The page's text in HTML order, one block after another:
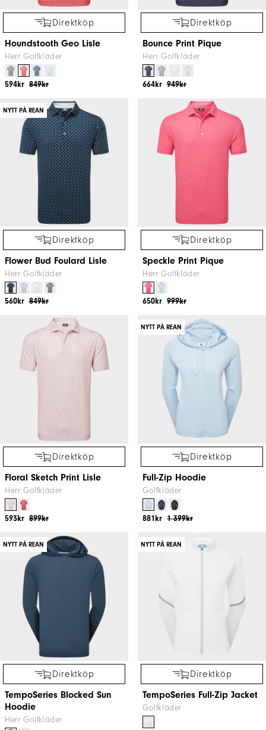
Direktköp
Houndstooth Geo Lisle
Herr Golfkläder
849kr
594kr
Direktköp
Bounce Print Pique
Herr Golfkläder
949kr
664kr
NYTT PÅ REAN
Direktköp
Flower Bud Foulard Lisle
Herr Golfkläder
849kr
560kr
Direktköp
Speckle Print Pique
Herr Golfkläder
999kr
650kr
Direktköp
Floral Sketch Print Lisle
Herr Golfkläder
899kr
593kr
NYTT PÅ REAN
Direktköp
Full-Zip Hoodie
Golfkläder
1 399kr
881kr
NYTT PÅ REAN
Direktköp
TempoSeries Blocked Sun
Hoodie
Herr Golfkläder
NYTT PÅ REAN
Direktköp
TempoSeries Full-Zip Jacket
Golfkläder